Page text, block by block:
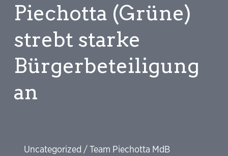
auf
Spahn
Piechotta (Grüne)
strebt starke
Bürgerbeteiligung
an
Uncategorized /Team Piechotta MdB